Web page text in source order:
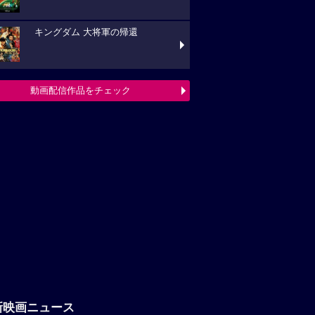
キングダム 大将軍の帰還
動画配信作品をチェック
映画ニュース